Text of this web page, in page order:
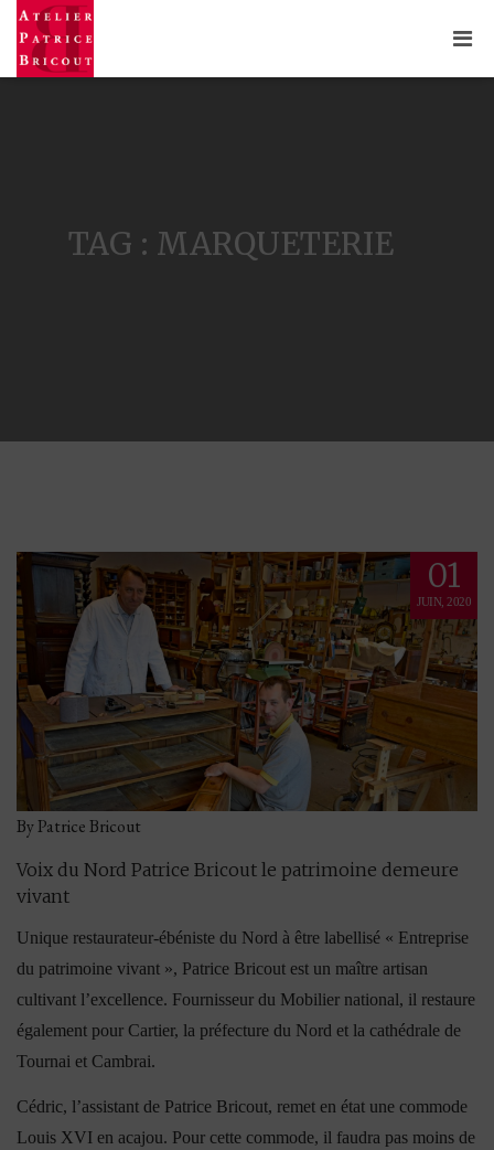
TAG : MARQUETERIE
01
JUIN, 2020
By Patrice Bricout
Voix du Nord Patrice Bricout le patrimoine demeure
vivant
Unique restaurateur-ébéniste du Nord à être labellisé « Entreprise
du patrimoine vivant », Patrice Bricout est un maître artisan
cultivant l’excellence. Fournisseur du Mobilier national, il restaure
également pour Cartier, la préfecture du Nord et la cathédrale de
Tournai et Cambrai.
Cédric, l’assistant de Patrice Bricout, remet en état une commode
Louis XVI en acajou. Pour cette commode, il faudra pas moins de